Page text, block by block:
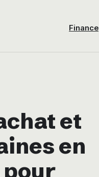
Finance
et
en
pour